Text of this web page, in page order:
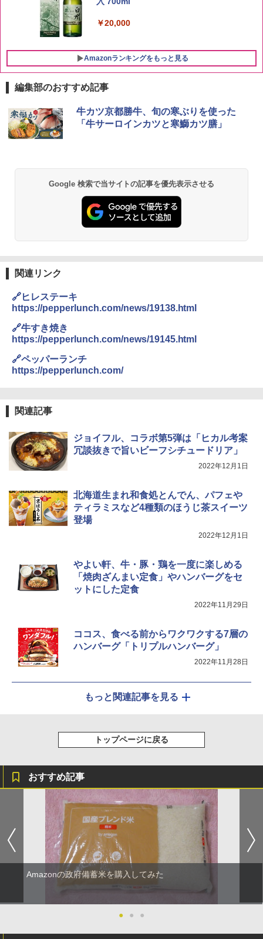
￥3,274
￥20,000
Amazonランキングをもっと見る
1
チキンラーメン どんぶり 85g×12個 日清
食品 インスタント カップ麺
【公式】ブタメン とんこつ味 35g×15個
| 業務用 夜食 カップラーメン ミニカップ
麺 小腹 インスタント アウトドアにも ロ
ーリングストック 大人買い おやつカン
パニー
3
4
カップヌードル カップヌードルPRO シ
5
カップヌードル カップヌードルPRO し
ょうゆ 高たんぱく&低糖質 さらに塩分控
￥3,103
1
シャープ 過熱水蒸気 オーブンレンジ 23
L 1段調理 ホワイト RE-WF232-W シン
プル操作 コンパクト 一人暮らし 二人暮
￥29,192
【セット買い】[山善] スチームオーブン
3
高効率 15L 一人暮らし 二人暮らし スチ
4
TOSHIBA(東芝) スチームオーブンレン
ジ 赤外線センサー ノンフライ調理 簡単
お手入れ 小型 新生活 一人暮らし 二人暮
らし ファミリー
5
シャープ ウォーターオーブン ヘルシオ
AX-XJ1-B ブラック 30L 2段調理 コンベ
クション トースト機能
編集部のおすすめ記事
牛カツ京都勝牛、旬の寒ぶりを使った
「牛サーロインカツと寒鰤カツ膳」
Google 検索で当サイトの記事を優先表示させる
関連リンク
🔗ヒレステーキ
https://pepperlunch.com/news/19138.html
🔗牛すき焼き
https://pepperlunch.com/news/19145.html
🔗ペッパーランチ
https://pepperlunch.com/
関連記事
ジョイフル、コラボ第5弾は「ヒカル考案
冗談抜きで旨いビーフシチュードリア」
2022年12月1日
北海道生まれ和食処とんでん、パフェや
ティラミスなど4種類のほうじ茶スイーツ
登場
2022年12月1日
やよい軒、牛・豚・鶏を一度に楽しめる
「焼肉ざんまい定食」やハンバーグをセ
ットにした定食
2022年11月29日
ココス、食べる前からワクワクする7層の
ハンバーグ「トリプルハンバーグ」
2022年11月28日
もっと関連記事を見る
トップページに戻る
おすすめ記事
Amazonの政府備蓄米を購入してみた
● ● ●